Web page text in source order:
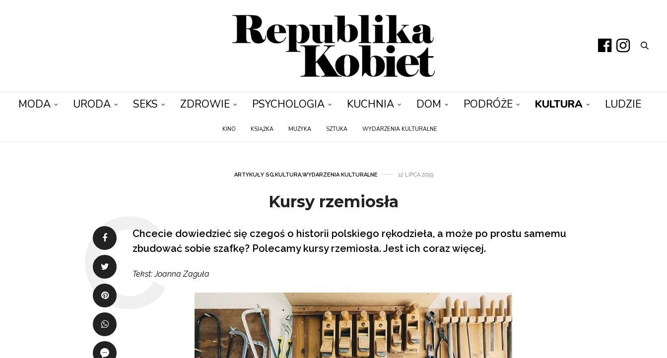
MODA URODA SEKS ZDROWIE PSYCHOLOGIA KUCHNIA DOM PODRÓŻE KULTURA LUDZIE
KINO KSIĄŻKA MUZYKA SZTUKA WYDARZENIA KULTURALNE
ARTYKUŁY SG,KULTURA,WYDARZENIA KULTURALNE 12 LIPCA 2019
Kursy rzemiosła
Chcecie dowiedzieć się czegoś o historii polskiego rękodzieła, a może po prostu samemu
zbudować sobie szafkę? Polecamy kursy rzemiosła. Jest ich coraz więcej.
Tekst: Joanna Zaguła